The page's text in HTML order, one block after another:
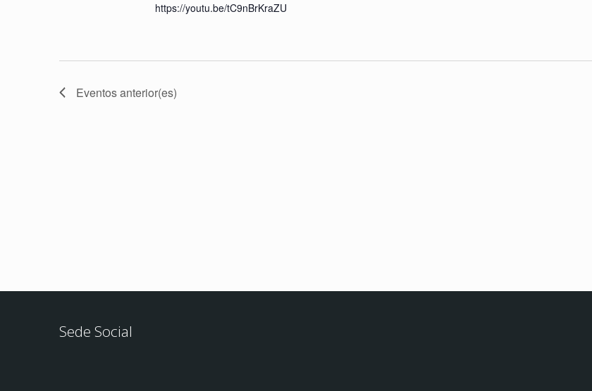
https://youtu.be/tC9nBrKraZU
Eventosanterior(es)
Sede Social